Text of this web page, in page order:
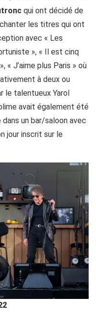
qui ont décidé de
les titres qui ont
avec « Les
», « Il est cinq
« J’aime plus Paris » où
à deux ou
le talentueux Yarol
avait également été
un bar/saloon avec
jour inscrit sur le